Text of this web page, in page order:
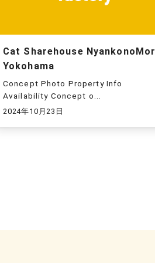
Cat Sharehouse
Yokohama
Concept Photo Property Info
Availability Concept o...
2024年10月23日